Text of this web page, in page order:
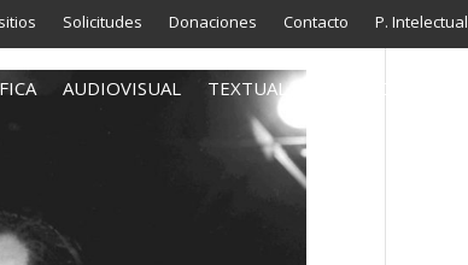
Solicitudes Donaciones Contacto P. Intelectual
AUDIOVISUAL TEXTUAL ARCHIVO